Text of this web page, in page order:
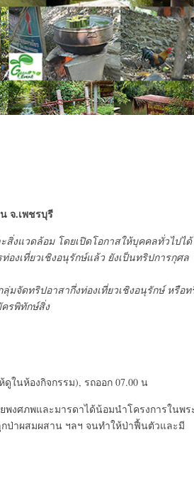
จ.เพชรบุรี
แวดล้อม โดยเปิดโอกาสให้บุคคลทั่วไปได้
งเที่ยวเชิงอนุรักษ์แล้ว ยังเป็นทริปการกุศล
ลุ่มจัดทริปอาสากึ่งท่องเที่ยวเชิงอนุรักษ์ หรือท
รพิทักษ์สิ่ง
ในห้องกิจกรรม), รถออก 07.00 น
พงศภพและมารดาได้น้อมนำโครงการในพร
ป่าผสมผสาน ฯลฯ จนทำให้ป่าฟื้นตัวและมี